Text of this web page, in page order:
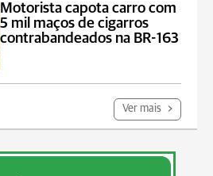
Motorista capota carro com
5 mil maços de cigarros
contrabandeados na BR-163
Ver mais